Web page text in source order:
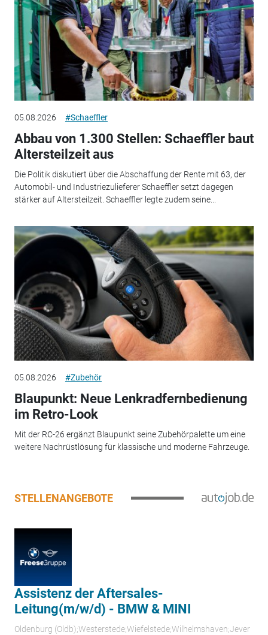
05.08.2026 #Schaeffler
Abbau von 1.300 Stellen: Schaeffler baut
Altersteilzeit aus
Die Politik diskutiert über die Abschaffung der Rente mit 63, der
Automobil- und Industriezulieferer Schaeffler setzt dagegen
stärker auf Altersteilzeit. Schaeffler legte zudem seine...
05.08.2026 #Zubehör
Blaupunkt: Neue Lenkradfernbedienung
im Retro-Look
Mit der RC-26 ergänzt Blaupunkt seine Zubehörpalette um eine
weitere Nachrüstlösung für klassische und moderne Fahrzeuge.
STELLENANGEBOTE
Assistenz der Aftersales-
Leitung(m/w/d) - BMW & MINI
Oldenburg (Oldb);Westerstede;Wiefelstede;Wilhelmshaven;Jever